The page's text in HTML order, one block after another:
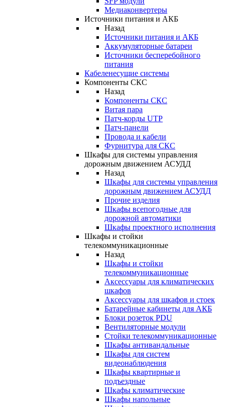
Медиаконвертеры
Источники питания и АКБ
Назад
Источники питания и АКБ
Аккумуляторные батареи
Источники бесперебойного
питания
Кабеленесущие системы
Компоненты СКС
Назад
Компоненты СКС
Витая пара
Патч-корды UTP
Патч-панели
Провода и кабели
Фурнитура для СКС
Шкафы для системы управления
дорожным движением АСУДД
Назад
Шкафы для системы управления
дорожным движением АСУДД
Прочие изделия
Шкафы всепогодные для
дорожной автоматики
Шкафы проектного исполнения
Шкафы и стойки
телекоммуникационные
Назад
Шкафы и стойки
телекоммуникационные
Аксессуары для климатических
шкафов
Аксессуары для шкафов и стоек
Батарейные кабинеты для АКБ
Блоки розеток PDU
Вентиляторные модули
Стойки телекоммуникационные
Шкафы антивандальные
Шкафы для систем
видеонаблюдения
Шкафы квартирные и
подъездные
Шкафы климатические
Шкафы напольные